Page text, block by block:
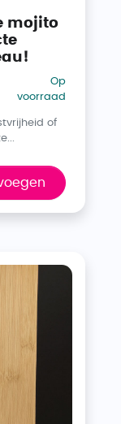
mojito
Op
voorraad
of